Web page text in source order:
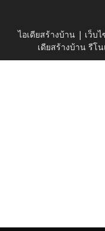
ไอเดียสร้างบ้าน | เว็บ
เดียสร้างบ้าน รีโ